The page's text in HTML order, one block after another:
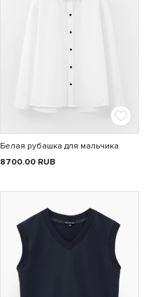
Белая рубашка для мальчика
8700.00 RUB